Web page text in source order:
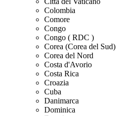
Colombia
Comore
Congo
Congo ( RDC )
Corea (Corea del Sud)
Corea del Nord
Costa d'Avorio
Costa Rica
Croazia
Cuba
Danimarca
Dominica